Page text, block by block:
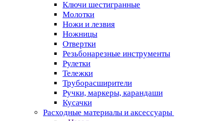
Ключи шестигранные
Молотки
Ножи и лезвия
Ножницы
Отвертки
Резьбонарезные инструменты
Рулетки
Тележки
Труборасширители
Ручки, маркеры, карандаши
Кусачки
Расходные материалы и аксессуары